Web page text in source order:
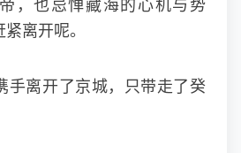
，也忌惮藏海的心机与势
离开呢。
手离开了京城，只带走了癸